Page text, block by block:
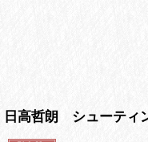
日高哲朗 シューティ